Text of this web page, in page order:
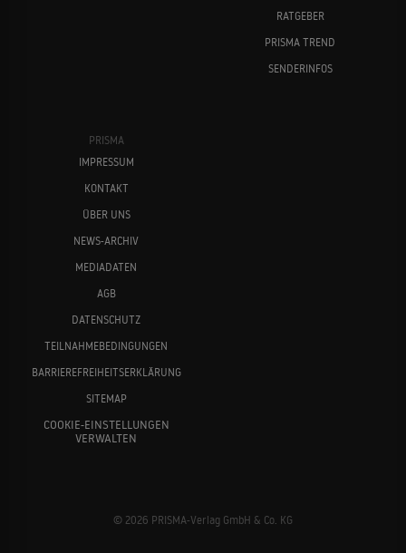
RATGEBER
PRISMA TREND
SENDERINFOS
PRISMA
IMPRESSUM
KONTAKT
ÜBER UNS
NEWS-ARCHIV
MEDIADATEN
AGB
DATENSCHUTZ
TEILNAHMEBEDINGUNGEN
BARRIEREFREIHEITSERKLÄRUNG
SITEMAP
COOKIE-EINSTELLUNGEN
VERWALTEN
© 2026 PRISMA-Verlag GmbH & Co. KG